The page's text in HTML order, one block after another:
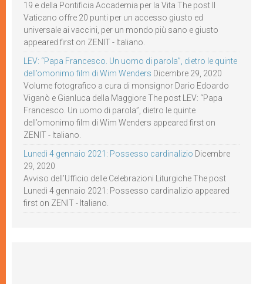
19 e della Pontificia Accademia per la Vita The post Il
Vaticano offre 20 punti per un accesso giusto ed
universale ai vaccini, per un mondo più sano e giusto
appeared first on ZENIT - Italiano.
LEV: “Papa Francesco. Un uomo di parola”, dietro le quinte
dell’omonimo film di Wim Wenders Dicembre 29, 2020
Volume fotografico a cura di monsignor Dario Edoardo
Viganò e Gianluca della Maggiore The post LEV: “Papa
Francesco. Un uomo di parola”, dietro le quinte
dell’omonimo film di Wim Wenders appeared first on
ZENIT - Italiano.
Lunedì 4 gennaio 2021: Possesso cardinalizio Dicembre
29, 2020
Avviso dell’Ufficio delle Celebrazioni Liturgiche The post
Lunedì 4 gennaio 2021: Possesso cardinalizio appeared
first on ZENIT - Italiano.